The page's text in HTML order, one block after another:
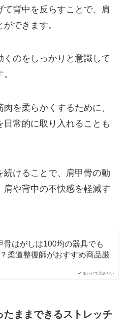
て背中を反らすことで、肩
できます。
くのをしっかりと意識して
を柔らかくするために、
日常的に取り入れることも
続けることで、肩甲骨の動
肩や背中の不快感を軽減す
あわせて読みたい
骨はがしは100均の器具でも
柔道整復師がおすすめ商品厳
たままできるストレッチ